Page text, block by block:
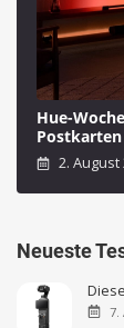
Hue-
Postkarten
2. August
Neueste
7.